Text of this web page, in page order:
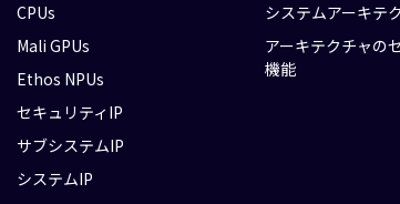
CPUs
Mali GPUs
Ethos NPUs
セキュリティIP
サブシステムIP
システムIP
システムアーキテ
アーキテクチャの
機能